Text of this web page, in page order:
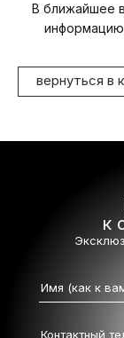
В ближайшее
информацию
вернуться в
к